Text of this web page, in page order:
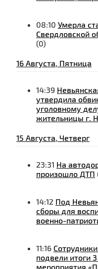
08:10 Умерла
Свердловской
(0)
16 Августа, Пятница
14:39
утвердила
уголовному
жительницы г.
15 Августа, Четверг
23:31 На
произошло ДТП
14:12 Под
сборы для
военно-
11:16
подвели итоги
мероприятия